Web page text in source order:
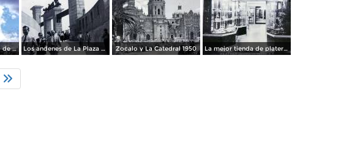
Un edificio por Paseo de La Reforma 1950 Los andenes de La Plaza de toros Ciudad de México 1950 Zocalo y La Catedral 1950 La mejor tienda de plateria.